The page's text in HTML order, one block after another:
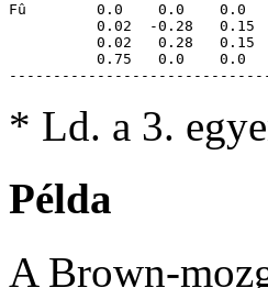
Fû        0.0    0.0    0.0
0.02  -0.28   0.15
0.02   0.28   0.15
0.75   0.0    0.0
* Ld. a 3.
Példa
A Brown-